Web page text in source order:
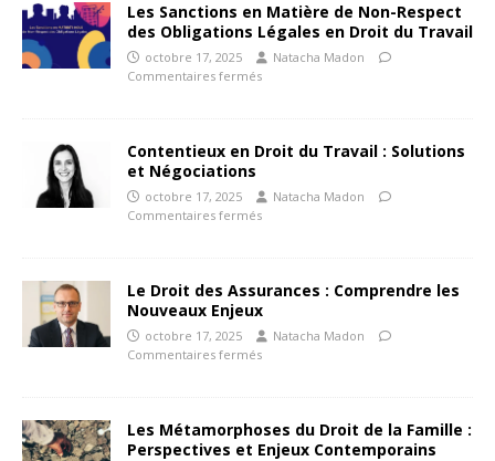
Les Sanctions en Matière de Non-Respect
des Obligations Légales en Droit du Travail
octobre 17, 2025
Natacha Madon
Commentaires fermés
Contentieux en Droit du Travail : Solutions
et Négociations
octobre 17, 2025
Natacha Madon
Commentaires fermés
Le Droit des Assurances : Comprendre les
Nouveaux Enjeux
octobre 17, 2025
Natacha Madon
Commentaires fermés
Les Métamorphoses du Droit de la Famille :
Perspectives et Enjeux Contemporains